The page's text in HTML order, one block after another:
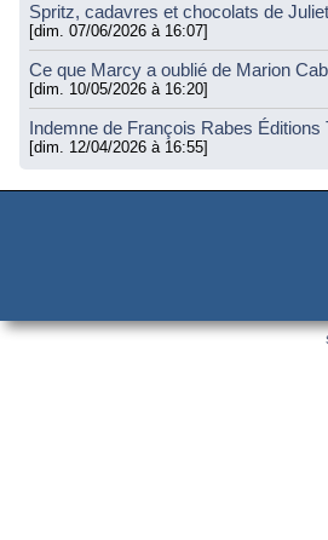
Spritz, cadavres et chocolats de
[dim. 07/06/2026 à 16:07]
Ce que Marcy a oublié de Marion
[dim. 10/05/2026 à 16:20]
Indemne de François Rabes Éditions
[dim. 12/04/2026 à 16:55]